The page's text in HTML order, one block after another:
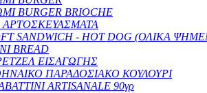
BURGER BRIOCHE
ΑΡΤΟΣΚΕΥΑΣΜΑΤΑ
SANDWICH - HOT DOG (ΟΛΙΚΑ
BREAD
ΕΙΣΑΓΩΓΗΣ
ΠΑΡΑΔΟΣΙΑΚΟ ΚΟΥΛΟΥΡΙ
ARTISANALE 90γρ